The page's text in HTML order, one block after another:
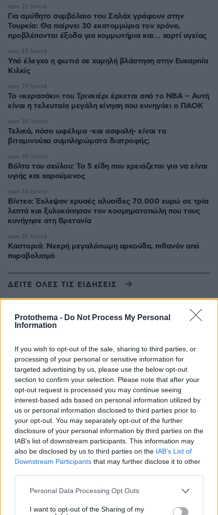
Protothema - Do Not Process My Personal
Information
If you wish to opt-out of the sale, sharing to third parties, or
processing of your personal or sensitive information for
targeted advertising by us, please use the below opt-out
section to confirm your selection. Please note that after your
opt-out request is processed you may continue seeing
interest-based ads based on personal information utilized by
us or personal information disclosed to third parties prior to
your opt-out. You may separately opt-out of the further
disclosure of your personal information by third parties on the
IAB’s list of downstream participants. This information may
also be disclosed by us to third parties on the IAB’s List of
Downstream Participants that may further disclose it to other
Please note that this website/app uses one or more Google
not limited to your visit or usage behaviour. You may click to
Personal Data Processing Opt Outs
I want to opt-out of the Sharing of my
Για αμύθητο συμβόλαιο του Σαλάχ γράφουν στην
Τουρκία: Θα παίρνει 30 εκατομμύρια τον χρόνο,
προβλέπονται έξοδα για κομμωτήρια και... χαρτί υγείας
πριν 22 λεπτά
Υπό έλεγχο η φωτιά σε χαμηλή βλάστηση στην Ευκαρπία
Κιλκίς
πριν 23 λεπτά
Το «κερασάκι» του Τρινκιέρι έρχεται από το NBA – Αυτή
είναι η τελευταία μεγάλη κίνηση που κυνηγάει ο ΠΑΟΚ
πριν 29 λεπτά
Τελικά, πόσο ωφέλιμα -και ασφαλή- είναι τα
βιταμινούχα συμπληρώματα διατροφής;
πριν 30 λεπτά
Βόλτα του σκύλου: Τα 5 είδη που χρειάζεται για να είναι
υγιής και χαρούμενος
πριν 30 λεπτά
Βίντεο: Έκλεψαν χρυσές αλυσίδες 70.000 ευρώ σε τρία
λεπτά και ξυλοκόπησαν τον κοσμηματοπώλη που τους
κυνήγησε στη Βρετανία
πριν 33 λεπτά
Καστοριά: Νεκρή μεγαλόσωμη αρκούδα, πιθανόν από
πυροβολισμό
πριν 35 λεπτά
ΔΕΙΤΕ ΟΛΕΣ ΤΙΣ ΕΙΔΗΣΕΙΣ
ΤΑ ΠΙΟ ΔΗΜΟΦΙΛΗ